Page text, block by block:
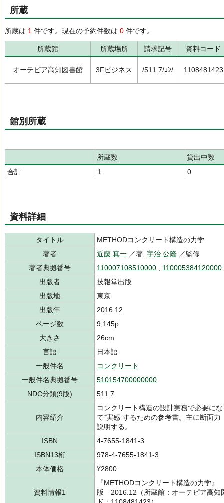
所蔵
所蔵は 1 件です。現在の予約件数は 0 件です。
所蔵館 所蔵場所 請求記号 資料コード
オーテピア高知図書館 3Fビジネス /511.7/ｺﾝ/ 1108481423
館別所蔵
所蔵数
貸出中数
合計
1 0
資料詳細
タイトル
METHODコンクリート構造の力学
著者
近藤 真一 ／著, 宇治 公隆 ／監修
著者典拠番号
110007108510000
110005384120000
出版者
技報堂出版
出版地
東京
出版年
2016.12
ページ数
9,145p
大きさ
26cm
言語
日本語
一般件名
コンクリート
一般件名典拠番号
510154700000000
NDC分類(9版)
511.7
内容紹介
コンクリート構造の設計実務で必要に
て“実感”するための参考書。主に断面
説明する。
ISBN
4-7655-1841-3
ISBN13桁
978-4-7655-1841-3
本体価格
¥2800
資料情報1
『METHODコンクリート構造の力学
版 2016.12（所蔵館：オーテピア高